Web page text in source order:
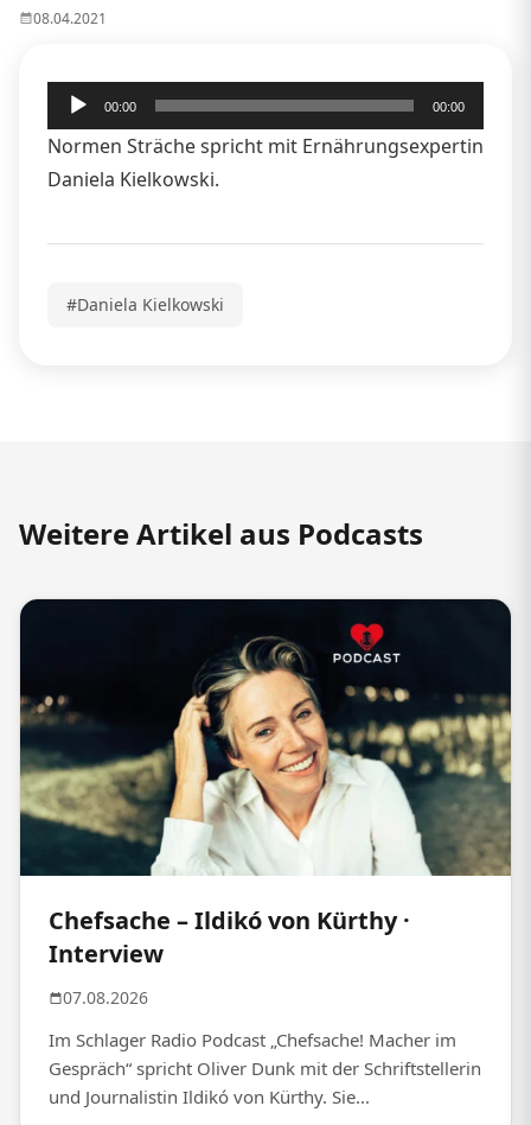
08.04.2021
Audio-
Player
00:00 00:00
Normen Sträche spricht mit Ernährungsexpertin
Daniela Kielkowski.
#Daniela Kielkowski
Weitere Artikel aus Podcasts
Chefsache – Ildikó von Kürthy ·
Interview
07.08.2026
Im Schlager Radio Podcast „Chefsache! Macher im
Gespräch“ spricht Oliver Dunk mit der Schriftstellerin
und Journalistin Ildikó von Kürthy. Sie...